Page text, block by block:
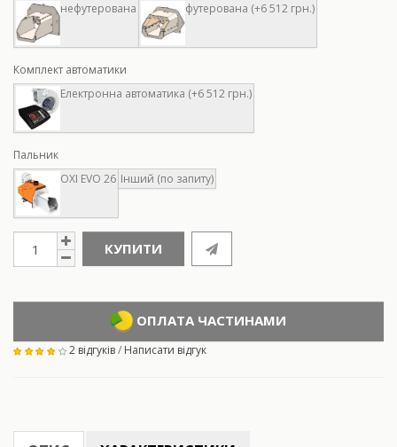
нефутерована
футерована (+6 512 грн.)
Комплект автоматики
Електронна автоматика (+6 512 грн.)
Пальник
ОXI EVO 26 Інший (по запиту)
КУПИТИ
ОПЛАТА ЧАСТИНАМИ
2 відгуків/ Написати відгук